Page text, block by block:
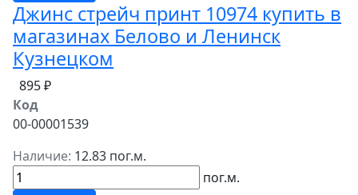
Джинс стрейч принт 10974 купить в
магазинах Белово и Ленинск
Кузнецком
895 ₽
Код
00-00001539
Наличие: 12.83 пог.м.
пог.м.